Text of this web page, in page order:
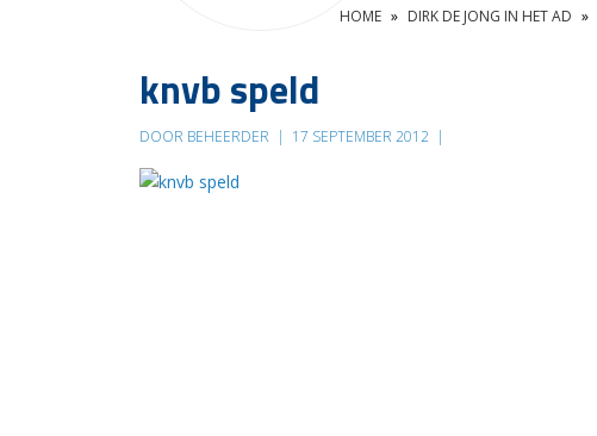
HOME » DIRK DE JONG IN HET AD »
knvb speld
DOOR BEHEERDER | 17 SEPTEMBER 2012 |